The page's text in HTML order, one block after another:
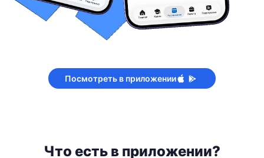
Посмотреть в приложении
Что есть в приложении?